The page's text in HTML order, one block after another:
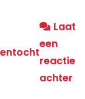
Laat
een
reactie
achter